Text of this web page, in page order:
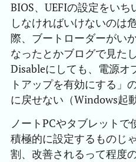
BIOS、UEFIの設定をい
しなければいけないのは
際、ブートローダーがい
なったとかブログで見た
Disableにしても、電源オ
トアップを有効にする」
に戻せない（Windows起
ノートPCやタブレット
積極的に設定するものじ
割、改善されるって程度